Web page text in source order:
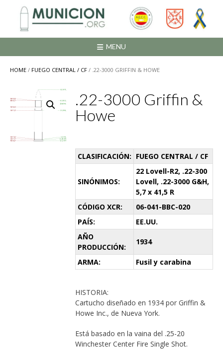
contenido
MENU
HOME / FUEGO CENTRAL / CF / .22-3000 GRIFFIN & HOWE
.22-3000 Griffin &
Howe
CLASIFICACIÓN: FUEGO CENTRAL / CF
SINÓNIMOS:
22 Lovell-R2, .22-300
Lovell, .22-3000 G&H,
5,7 x 41,5 R
CÓDIGO XCR:
06-041-BBC-020
PAÍS:
EE.UU.
AÑO
PRODUCCIÓN:
1934
ARMA: Fusil y carabina
HISTORIA:
Cartucho diseñado en 1934 por Griffin &
Howe Inc., de Nueva York.
Está basado en la vaina del .25-20
Winchester Center Fire Single Shot.